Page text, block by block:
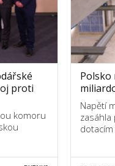
proti
komoru
Polsko
Napětí
zasáhla
dotacím